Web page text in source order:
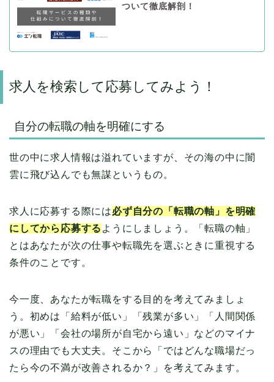
ついて徹底解剖！
求人を検索して応募してみよう！
自分の転職の軸を明確にする
世の中に求人情報は溢れていますが、その海の中に闇
雲に飛び込んでも無謀というもの。
求人に応募する際には必ず自分の 「転職の軸」 を明確
にしてから応募する ようにしましょう。「転職の軸」
とはあなたが次の仕事や転職先を選ぶときに重視する
条件のことです。
今一度、あなたが転職をする目的を考えてみましょ
う。初めは「給料が低い」「残業が多い」「人間関係
が悪い」「会社の場所が自宅から遠い」などのマイナ
スの理由でも大丈夫。そこから「ではどんな職場だっ
たら今の不満が改善されるか？」を考えてみます。